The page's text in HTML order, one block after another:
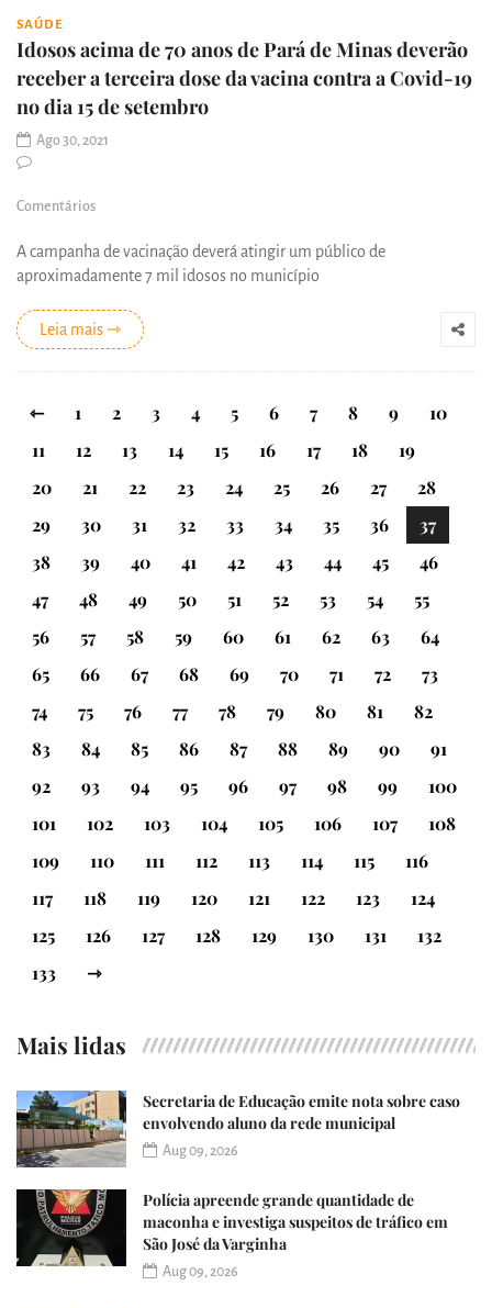
SAÚDE
Idosos acima de 70 anos de Pará de Minas deverão
receber a terceira dose da vacina contra a Covid-19
no dia 15 de setembro
Ago 30, 2021
Comentários
A campanha de vacinação deverá atingir um público de
aproximadamente 7 mil idosos no município
Leia mais ⇾
⇽ 1 2 3 4 5 6 7 8 9
10
11
12 13 14 15 16 17 18
19
20
21 22 23 24 25 26 27
28
29
30 31 32 33 34 35 36
37
38
39 40 41 42 43 44 45
46
47
48 49 50 51 52 53 54
55
56
57 58 59 60 61 62 63
64
65
66 67 68 69 70 71 72
73
74
75 76 77 78 79 80 81
82
83
84 85 86 87 88 89 90
91
92
93 94 95 96 97 98 99
100
101
102 103 104 105 106 107
108
109
110 111 112 113 114 115
116
117
118 119 120 121 122 123
124
125
126 127 128 129 130 131
132
133
⇾
Mais lidas
Secretaria de Educação emite nota sobre caso
envolvendo aluno da rede municipal
Aug 09, 2026
Polícia apreende grande quantidade de
maconha e investiga suspeitos de tráfico em
São José da Varginha
Aug 09, 2026